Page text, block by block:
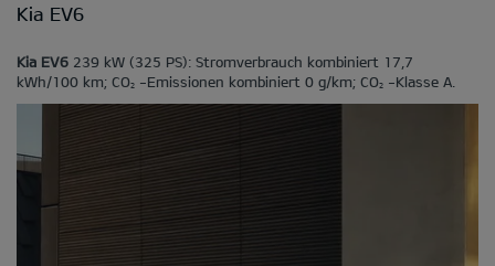
Kia EV6
Kia EV6 239 kW (325 PS): Stromverbrauch kombiniert 17,7
kWh/100 km; CO2 -Emissionen kombiniert 0 g/km; CO2 -Klasse A.